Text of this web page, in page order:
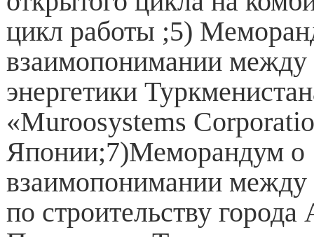
цикл работы ;5)
взаимопонимании
энергетики
«Muroosystems
Японии;7)Меморандум о
взаимопонимании между
по строительству города